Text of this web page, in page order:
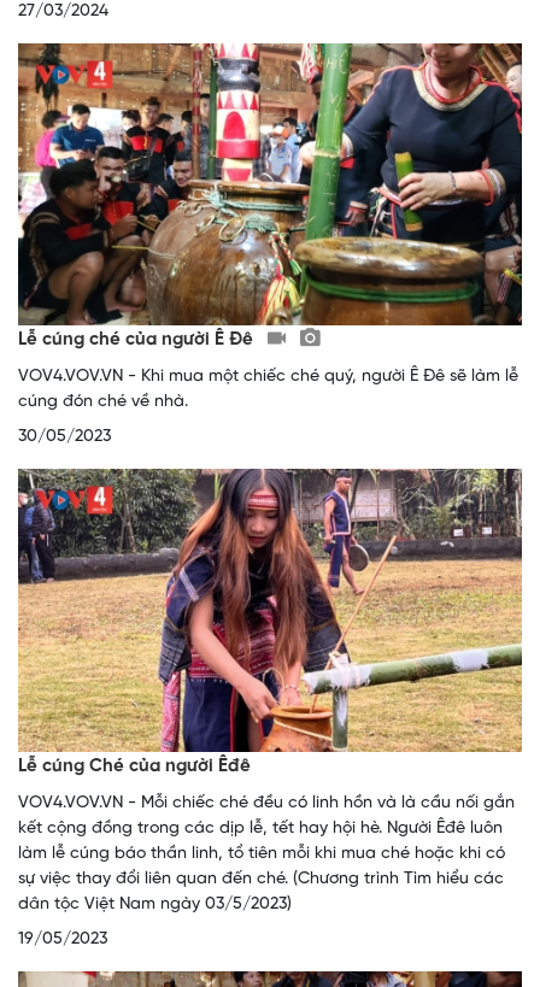
27/03/2024
Lễ cúng ché của người Ê Đê
VOV4.VOV.VN - Khi mua một chiếc ché quý, người Ê Đê sẽ làm lễ
cúng đón ché về nhà.
30/05/2023
Lễ cúng Ché của người Êđê
VOV4.VOV.VN - Mỗi chiếc ché đều có linh hồn và là cầu nối gắn
kết cộng đồng trong các dịp lễ, tết hay hội hè. Người Êđê luôn
làm lễ cúng báo thần linh, tổ tiên mỗi khi mua ché hoặc khi có
sự việc thay đổi liên quan đến ché. (Chương trình Tìm hiểu các
dân tộc Việt Nam ngày 03/5/2023)
19/05/2023